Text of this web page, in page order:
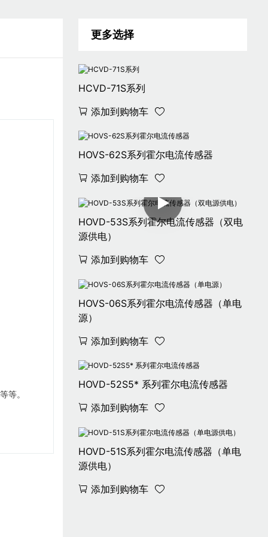
更多选择
HCVD-71S系列
添加到购物车
HOVS-62S系列霍尔电流传感器
添加到购物车
HOVD-53S系列霍尔电流传感器（双电
源供电）
添加到购物车
HOVS-06S系列霍尔电流传感器（单电
源）
添加到购物车
HOVD-52S5* 系列霍尔电流传感器
添加到购物车
HOVD-51S系列霍尔电流传感器（单电
源供电）
添加到购物车
等。